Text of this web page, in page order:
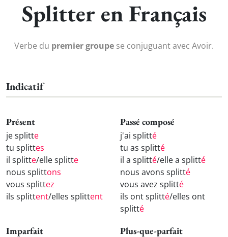
Splitter en Français
Verbe du premier groupe se conjuguant avec Avoir.
Indicatif
Présent
je splitte
tu splittes
il splitte/elle splitte
nous splittons
vous splittez
ils splittent/elles splittent
Passé composé
j'ai splitté
tu as splitté
il a splitté/elle a splitté
nous avons splitté
vous avez splitté
ils ont splitté/elles ont
splitté
Imparfait Plus-que-parfait